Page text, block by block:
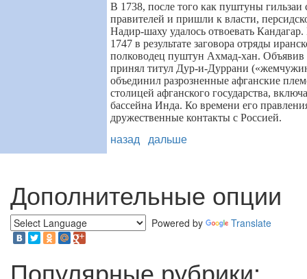
В 1738, после того как пуштуны гильзаи
правителей и пришли к власти,
Надир-шаху удалось отвоевать
1747 в результате заговора отряды
полководец пуштун Ахмад-хан. Объявив
принял титул Дур-и-Дуррани
объединил разрозненные афганские
столицей афганского государства,
бассейна Инда. Ко времени его
дружественные контакты с Россией.
назад дальше
Дополнительные опции
Powered by Translate
Популярные рубрики: